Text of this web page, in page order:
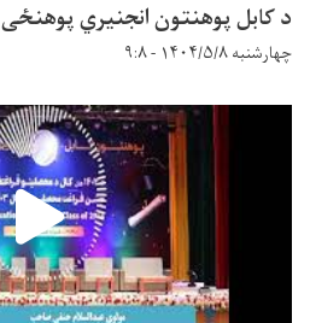
د کابل پوهنتون انجنیري پوهنځی
چهارشنبه ۱۴۰۴/۵/۸ - ۹:۸